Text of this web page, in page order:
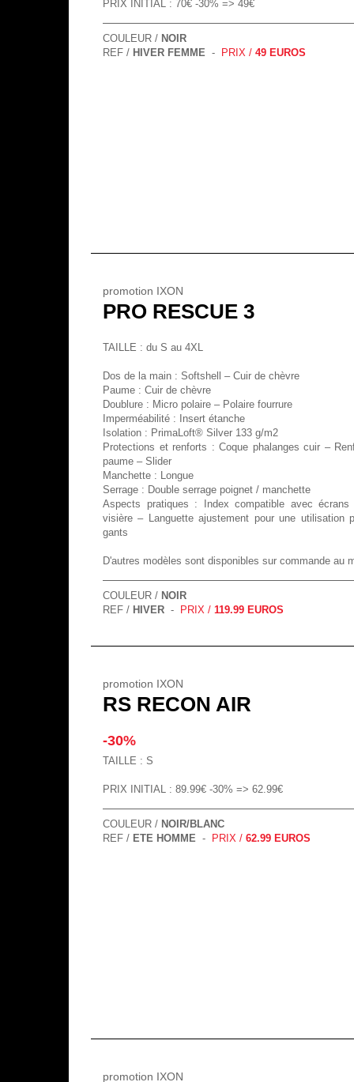
PRIX INITIAL : 70€ -30% => 49€
COULEUR / NOIR
REF / HIVER FEMME - PRIX / 49 EUROS
promotion IXON
PRO RESCUE 3
TAILLE : du S au 4XL
Dos de la main : Softshell – Cuir de chèvre
Paume : Cuir de chèvre
Doublure : Micro polaire – Polaire fourrure
Imperméabilité : Insert étanche
Isolation : PrimaLoft® Silver 133 g/m2
Protections et renforts : Coque phalanges cuir –
paume – Slider
Manchette : Longue
Serrage : Double serrage poignet / manchette
Aspects pratiques : Index compatible avec
visière – Languette ajustement pour une utilisation
gants
D'autres modèles sont disponibles sur commande au
COULEUR / NOIR
REF / HIVER - PRIX / 119.99 EUROS
promotion IXON
RS RECON AIR
-30%
TAILLE : S
PRIX INITIAL : 89.99€ -30% => 62.99€
COULEUR / NOIR/BLANC
REF / ETE HOMME - PRIX / 62.99 EUROS
promotion IXON